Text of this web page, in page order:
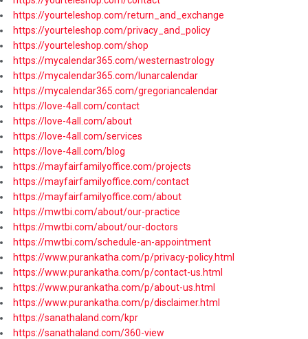
https://yourteleshop.com/return_and_exchange
https://yourteleshop.com/privacy_and_policy
https://yourteleshop.com/shop
https://mycalendar365.com/westernastrology
https://mycalendar365.com/lunarcalendar
https://mycalendar365.com/gregoriancalendar
https://love-4all.com/contact
https://love-4all.com/about
https://love-4all.com/services
https://love-4all.com/blog
https://mayfairfamilyoffice.com/projects
https://mayfairfamilyoffice.com/contact
https://mayfairfamilyoffice.com/about
https://mwtbi.com/about/our-practice
https://mwtbi.com/about/our-doctors
https://mwtbi.com/schedule-an-appointment
https://www.purankatha.com/p/privacy-policy.html
https://www.purankatha.com/p/contact-us.html
https://www.purankatha.com/p/about-us.html
https://www.purankatha.com/p/disclaimer.html
https://sanathaland.com/kpr
https://sanathaland.com/360-view